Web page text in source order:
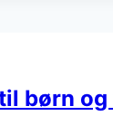
børn og